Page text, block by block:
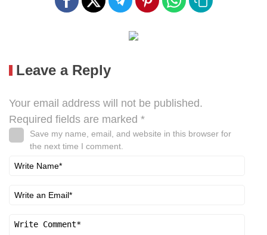
Leave a Reply
Your email address will not be published.
Required fields are marked *
Save my name, email, and website in this browser for
the next time I comment.